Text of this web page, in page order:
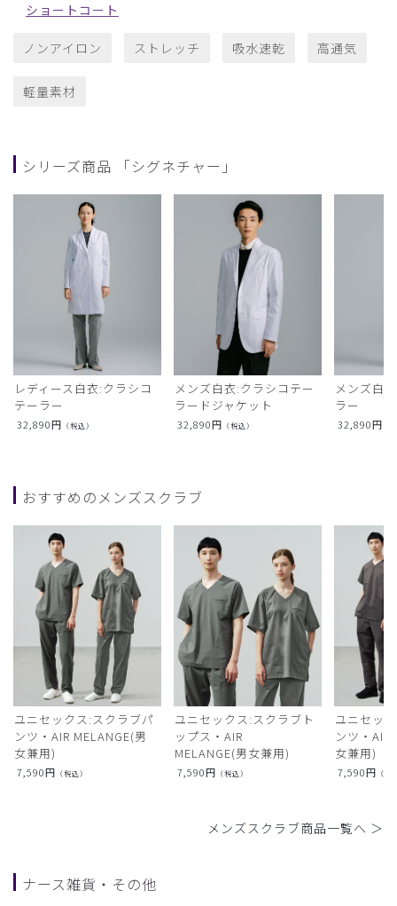
ショートコート
ノンアイロン ストレッチ 吸水速乾 高通気
軽量素材
シリーズ商品 「シグネチャー」
レディース白衣:クラシコ
テーラー
32,890円 （税込）
メンズ白衣:クラシコテー
ラードジャケット
32,890円 （税込）
メンズ白
ラー
32,890円
おすすめのメンズスクラブ
ユニセックス:スクラブパ
ンツ・AIR MELANGE(男
女兼用)
7,590円 （税込）
ユニセックス:スクラブト
ップス・AIR
MELANGE(男女兼用)
7,590円 （税込）
ユニセッ
ンツ・AIR
女兼用)
7,590円 （税
メンズスクラブ商品一覧へ ＞
ナース雑貨・その他